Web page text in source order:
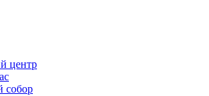
центр
собор